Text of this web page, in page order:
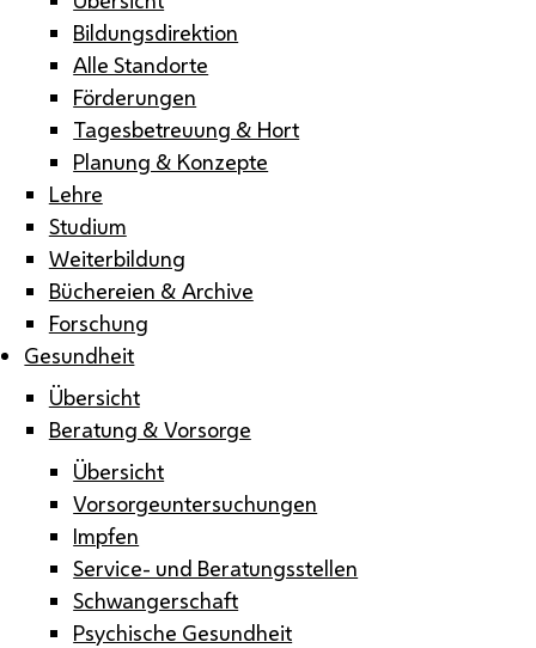
Bildungsdirektion
Alle Standorte
Förderungen
Tagesbetreuung & Hort
Planung & Konzepte
Lehre
Studium
Weiterbildung
Büchereien & Archive
Forschung
Gesundheit
Übersicht
Beratung & Vorsorge
Übersicht
Vorsorgeuntersuchungen
Impfen
Service- und Beratungsstellen
Schwangerschaft
Psychische Gesundheit